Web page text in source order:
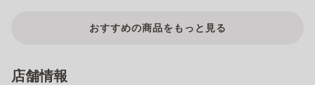
おすすめの商品をもっと見る
店舗情報